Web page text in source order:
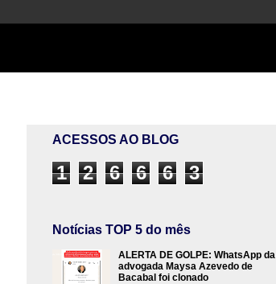
ACESSOS AO BLOG
1 2 6 6 6 3
Notícias TOP 5 do mês
ALERTA DE GOLPE: WhatsApp da
advogada Maysa Azevedo de
Bacabal foi clonado